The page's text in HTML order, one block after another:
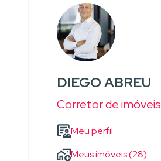
DIEGO ABREU
Corretor de imóveis
Meu perfil
Meus imóveis (28)